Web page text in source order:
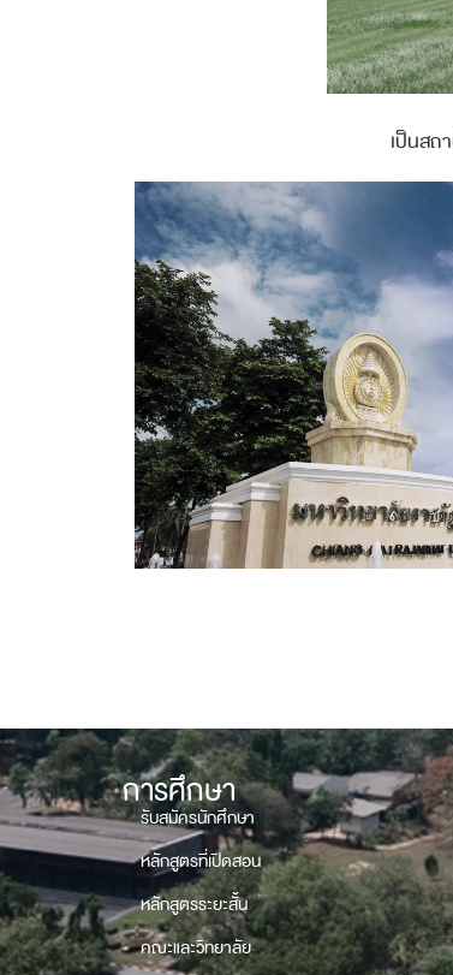
เป็นสถ
การศึกษา
รับสมัครนักศึกษา
หลักสูตรที่เปิดสอน
หลักสูตรระยะสั้น
คณะและวิทยาลัย